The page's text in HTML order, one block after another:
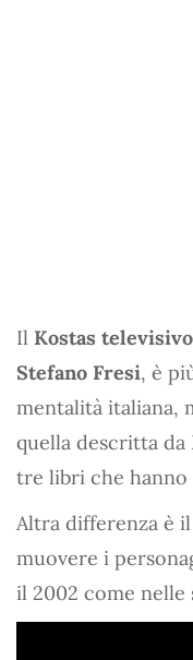
Il Kostas televisivo
Stefano Fresi, è
mentalità italiana,
quella descritta
tre libri che hanno
Altra differenza è il
muovere i
il 2002 come